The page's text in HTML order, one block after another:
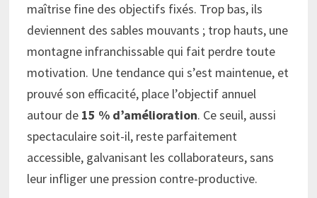
maîtrise fine des objectifs fixés. Trop bas, ils
deviennent des sables mouvants ; trop hauts, une
montagne infranchissable qui fait perdre toute
motivation. Une tendance qui s’est maintenue, et
prouvé son efficacité, place l’objectif annuel
autour de 15 % d’amélioration. Ce seuil, aussi
spectaculaire soit-il, reste parfaitement
accessible, galvanisant les collaborateurs, sans
leur infliger une pression contre-productive.